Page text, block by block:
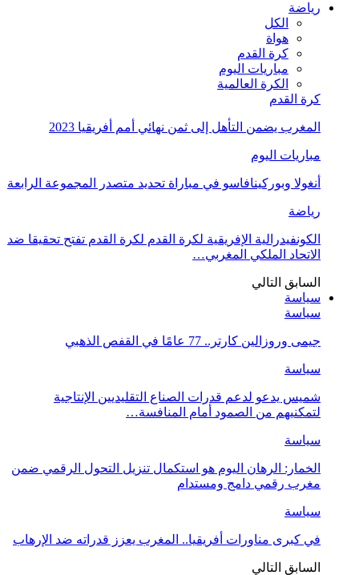
رياضة
الكل
هواة
كرة القدم
مباريات اليوم
الكرة العالمية
كرة القدم
المغرب يضمن التأهل إلى ثمن نهائي أمم أفريقيا 2023
مباريات اليوم
أنغولا وبوركينافاسو في مباراة تحديد متصدر المجموعة الرابعة
رياضة
الكونفيدرالية الإفريقية لكرة القدم لكرة القدم تفتح تحقيقا ضد
الاتحاد الملكي المغربي…
السابق التالي
سياسة
سياسة
جيمى وروزالين كارتر.. 77 عامًا في القفص الذهبي
سياسة
شميس يدعو لدعم قدرات الصناع التقليديين الإنتاجية
لتمكنيهم من الصمود أمام المنافسة…
سياسة
الخمار: الرهان اليوم هو استكمال تنزيل التحول الرقمي ضمن
مغرب رقمي دامج ومستدام
سياسة
في كبرى مناورات أفريقيا.. المغرب يعزز قدراته ضد الإرهاب
السابق التالي